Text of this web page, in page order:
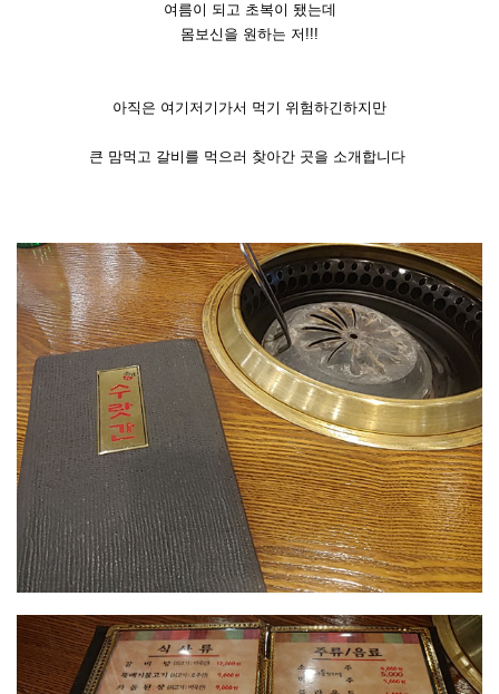
여름이 되고 초복이 됐는데
몸보신을 원하는 저!!!
아직은 여기저기가서 먹기 위험하긴하지만
큰 맘먹고 갈비를 먹으러 찾아간 곳을 소개합니다